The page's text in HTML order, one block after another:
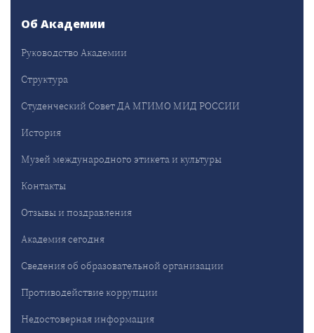
Об Академии
Руководство Академии
Структура
Студенческий Совет ДА МГИМО МИД РОССИИ
История
Музей международного этикета и культуры
Контакты
Отзывы и поздравления
Академия сегодня
Сведения об образовательной организации
Противодействие коррупции
Недостоверная информация